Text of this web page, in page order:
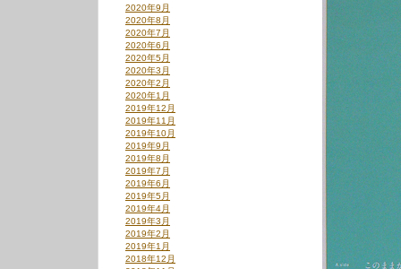
2020年9月
2020年8月
2020年7月
2020年6月
2020年5月
2020年3月
2020年2月
2020年1月
2019年12月
2019年11月
2019年10月
2019年9月
2019年8月
2019年7月
2019年6月
2019年5月
2019年4月
2019年3月
2019年2月
2019年1月
2018年12月